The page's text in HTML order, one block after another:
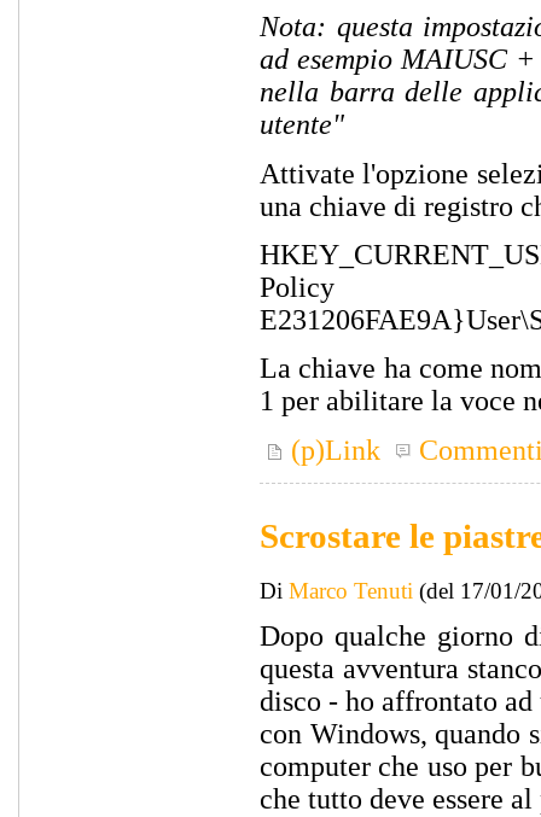
Nota: questa
ad esempio MAIUSC
nella barra delle
utente"
Attivate l'opzione
una chiave di registro
Policy
La chiave ha come
1 per abilitare la voce
(p)Link
Scrostare le
Di Marco Tenuti (del 17/01/
Dopo qualche giorno
questa avventura
disco - ho affrontato
con Windows, quando
computer che uso per
che tutto deve essere